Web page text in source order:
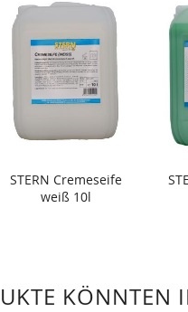
STERN Cremeseife
weiß 10l
KÖNNTEN